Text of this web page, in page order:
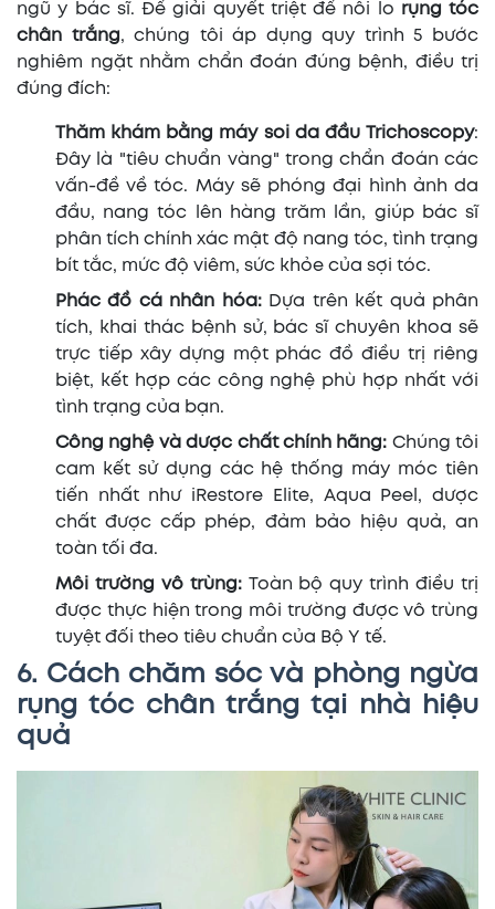
ngũ y bác sĩ. Để giải quyết triệt để nỗi lo rụng tóc
chân trắng, chúng tôi áp dụng quy trình 5 bước
nghiêm ngặt nhằm chẩn đoán đúng bệnh, điều trị
đúng đích:
Thăm khám bằng máy soi da đầu Trichoscopy:
Đây là "tiêu chuẩn vàng" trong chẩn đoán các
vấn-đề về tóc. Máy sẽ phóng đại hình ảnh da
đầu, nang tóc lên hàng trăm lần, giúp bác sĩ
phân tích chính xác mật độ nang tóc, tình trạng
bít tắc, mức độ viêm, sức khỏe của sợi tóc.
Phác đồ cá nhân hóa:Dựa trên kết quả phân
tích, khai thác bệnh sử, bác sĩ chuyên khoa sẽ
trực tiếp xây dựng một phác đồ điều trị riêng
biệt, kết hợp các công nghệ phù hợp nhất với
tình trạng của bạn.
Công nghệ và dược chất chính hãng: Chúng tôi
cam kết sử dụng các hệ thống máy móc tiên
tiến nhất như iRestore Elite, Aqua Peel, dược
chất được cấp phép, đảm bảo hiệu quả, an
toàn tối đa.
Môi trường vô trùng: Toàn bộ quy trình điều trị
được thực hiện trong môi trường được vô trùng
tuyệt đối theo tiêu chuẩn của Bộ Y tế.
6. Cách chăm sóc và phòng ngừa
rụng tóc chân trắng tại nhà hiệu
quả